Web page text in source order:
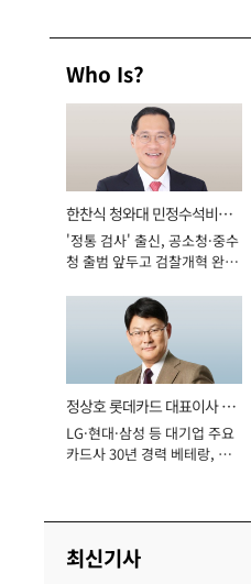
Who Is?
한찬식 청와대 민정수석비서
관
'정통 검사' 출신, 공소청·중수
청 출범 앞두고 검찰개혁 완수
정상호 롯데카드 대표이사 사
장
LG·현대·삼성 등 대기업 주요
카드사 30년 경력 베테랑, 신
최신기사